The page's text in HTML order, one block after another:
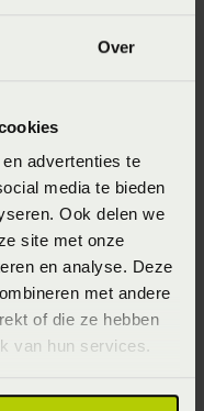
Over
advertenties te
media te bieden
Ook delen we
site met onze
en analyse. Deze
met andere
of die ze hebben
van hun services.
dekbed
meestal niet
vrij gemakkelijk van
het juiste